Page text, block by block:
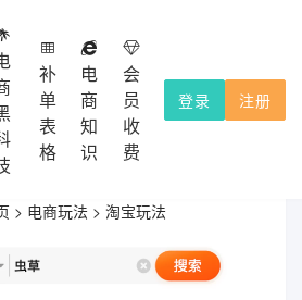
补
单
表
格
电
商
知
识
会
员
收
费
注册
登录
都需要收费的，不提供试用！ 注册会员
会员收费 查看。
> 电商玩法 > 淘宝玩法